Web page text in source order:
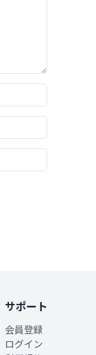
サポート
会員登録
ログイン